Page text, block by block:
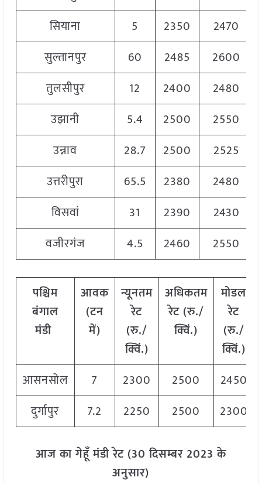
सियाना
5 2350 2470
सुल्तानपुर
60 2485 2600
तुलसीपुर
12 2400 2480
उझानी
5.4 2500 2550
उन्नाव
28.7 2500
2525
उत्तरीपुरा
65.5 2380 2480
विसवां
31 2390 2430
वजीरगंज
4.5 2460 2550
पश्चिम
बंगाल
मंडी
आवक
(टन
में)
न्यूनतम
रेट
(रु./
क्विं.)
अधिकतम
रेट (रु./
क्विं.)
मोडल
रेट
(रु./
क्विं.)
आसनसोल
7 2300 2500
2450
दुर्गापुर
7.2 2250 2500 2300
आज का गेहूँ मंडी रेट (30 दिसम्बर 2023 के
अनुसार)